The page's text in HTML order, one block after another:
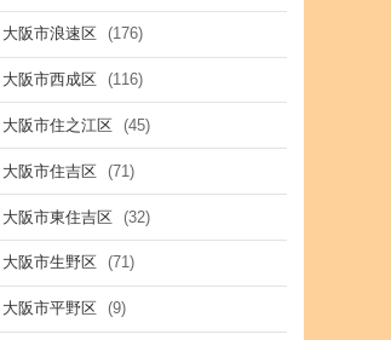
大阪市浪速区 (176)
大阪市西成区 (116)
大阪市住之江区 (45)
大阪市住吉区 (71)
大阪市東住吉区 (32)
大阪市生野区 (71)
大阪市平野区 (9)